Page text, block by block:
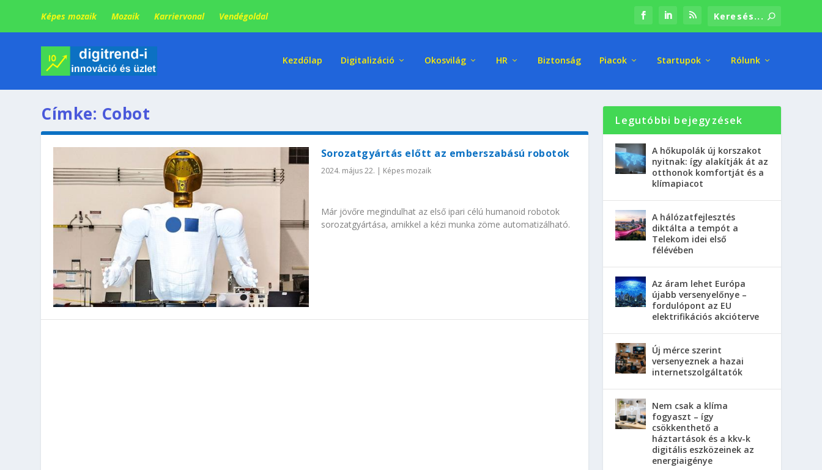
Képes mozaik Mozaik Karriervonal Vendégoldal
Kezdőlap Digitalizáció Okosvilág HR Biztonság Piacok Startupok Rólunk
Címke: Cobot
Sorozatgyártás előtt az emberszabású robotok
2024. május 22. | Képes mozaik
Már jövőre megindulhat az első ipari célú humanoid robotok
sorozatgyártása, amikkel a kézi munka zöme automatizálható.
Legutóbbi bejegyzések
A hőkupolák új korszakot
nyitnak: így alakítják át az
otthonok komfortját és a
klímapiacot
A hálózatfejlesztés
diktálta a tempót a
Telekom idei első
félévében
Az áram lehet Európa
újabb versenyelőnye –
fordulópont az EU
elektrifikációs akcióterve
Új mérce szerint
versenyeznek a hazai
internetszolgáltatók
Nem csak a klíma
fogyaszt – így
csökkenthető a
háztartások és a kkv-k
digitális eszközeinek az
energiaigénye